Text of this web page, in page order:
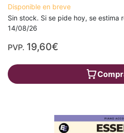
Disponible en breve
Sin stock. Si se pide hoy, se estima
14/08/26
PVP. 19,60€